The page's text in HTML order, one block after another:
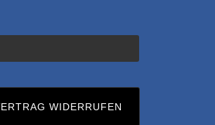
WIDERRUFEN